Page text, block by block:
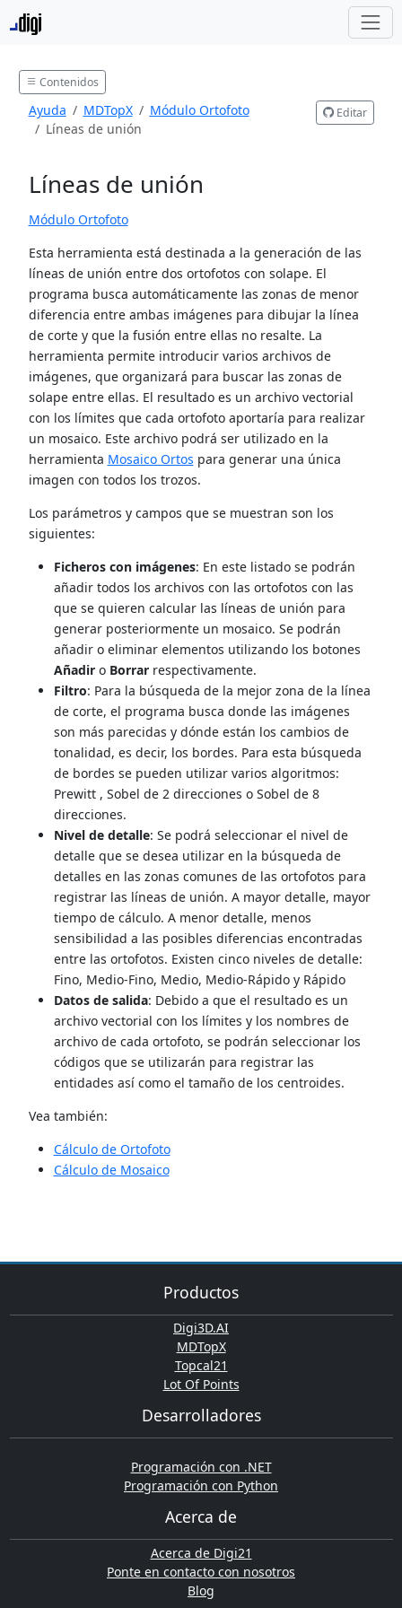
Contenidos
Ayuda MDTopX
Módulo Ortofoto
Líneas de unión
Editar
Líneas de unión
Módulo Ortofoto
Esta herramienta está destinada a la generación de las
líneas de unión entre dos ortofotos con solape. El
programa busca automáticamente las zonas de menor
diferencia entre ambas imágenes para dibujar la línea
de corte y que la fusión entre ellas no resalte. La
herramienta permite introducir varios archivos de
imágenes, que organizará para buscar las zonas de
solape entre ellas. El resultado es un archivo vectorial
con los límites que cada ortofoto aportaría para realizar
un mosaico. Este archivo podrá ser utilizado en la
herramienta Mosaico Ortos para generar una única
imagen con todos los trozos.
Los parámetros y campos que se muestran son los
siguientes:
Ficheros con imágenes: En este listado se podrán
añadir todos los archivos con las ortofotos con las
que se quieren calcular las líneas de unión para
generar posteriormente un mosaico. Se podrán
añadir o eliminar elementos utilizando los botones
Añadiro Borrarrespectivamente.
Filtro: Para la búsqueda de la mejor zona de la línea
de corte, el programa busca donde las imágenes
son más parecidas y dónde están los cambios de
tonalidad, es decir, los bordes. Para esta búsqueda
de bordes se pueden utilizar varios algoritmos:
Prewitt , Sobel de 2 direcciones o Sobel de 8
direcciones.
Nivel de detalle: Se podrá seleccionar el nivel de
detalle que se desea utilizar en la búsqueda de
detalles en las zonas comunes de las ortofotos para
registrar las líneas de unión. A mayor detalle, mayor
tiempo de cálculo. A menor detalle, menos
sensibilidad a las posibles diferencias encontradas
entre las ortofotos. Existen cinco niveles de detalle:
Fino, Medio-Fino, Medio, Medio-Rápido y Rápido
Datos de salida: Debido a que el resultado es un
archivo vectorial con los límites y los nombres de
archivo de cada ortofoto, se podrán seleccionar los
códigos que se utilizarán para registrar las
entidades así como el tamaño de los centroides.
Vea también:
Cálculo de Ortofoto
Cálculo de Mosaico
Productos
Digi3D.AI
MDTopX
Topcal21
Lot Of Points
Desarrolladores
Programación con .NET
Programación con Python
Acerca de
Acerca de Digi21
Ponte en contacto con nosotros
Blog